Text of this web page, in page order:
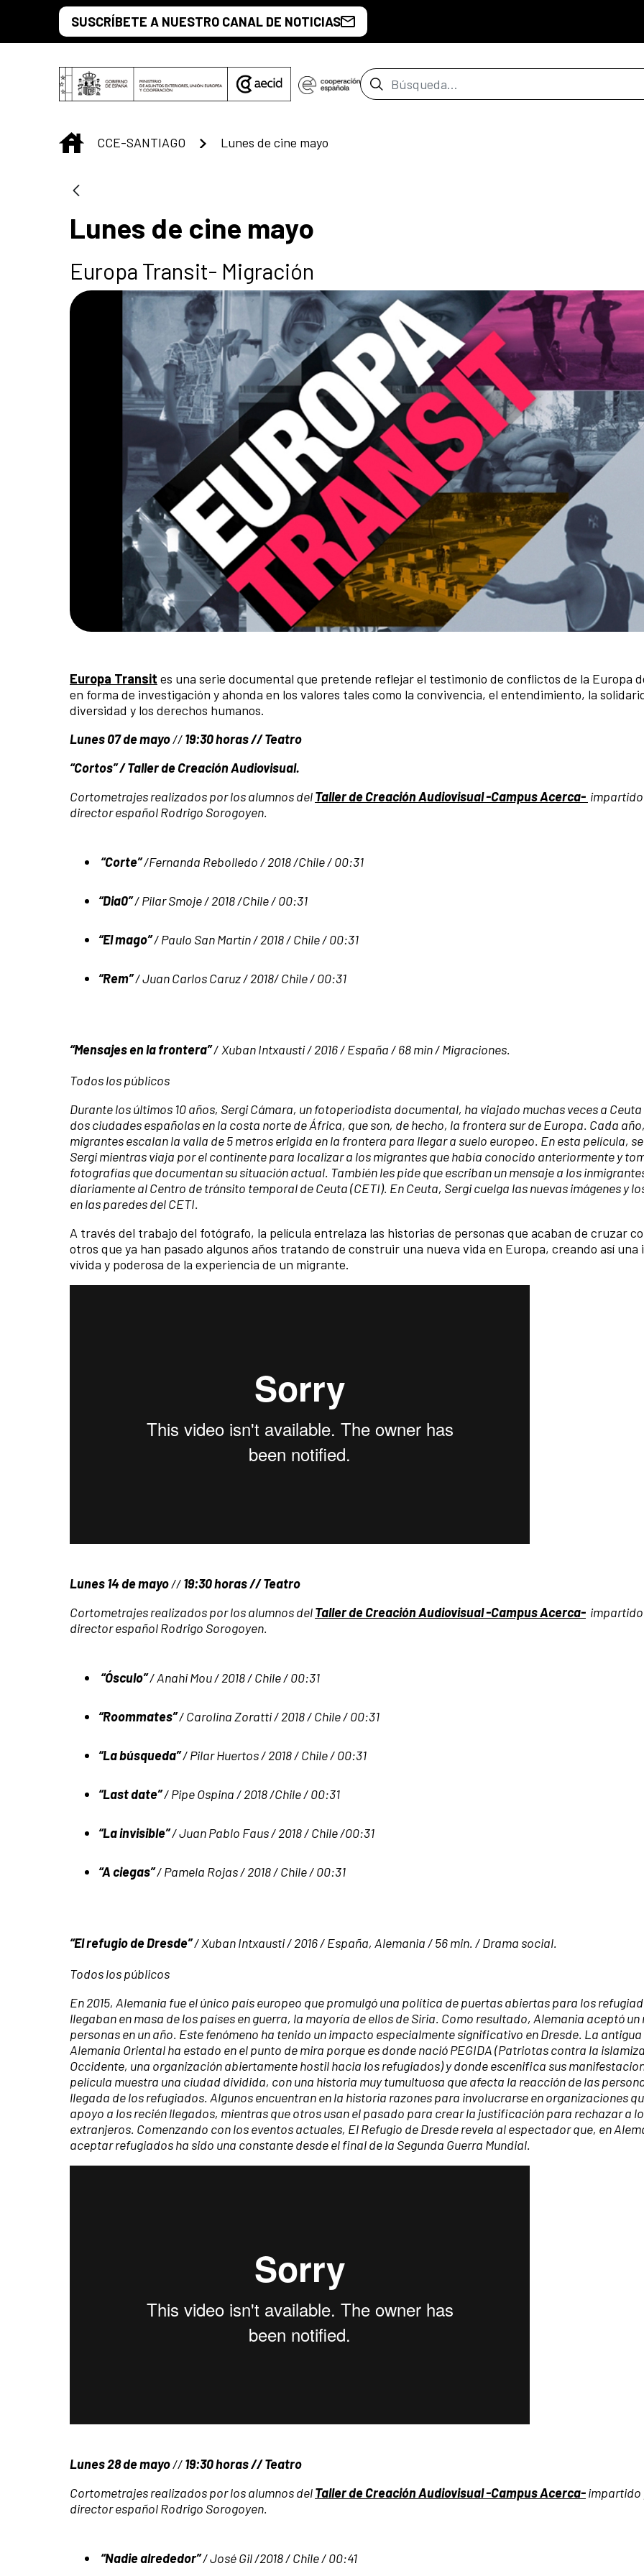
Saltar al contenido principal
SUSCRÍBETE A NUESTRO CANAL DE NOTICIAS
Barra de búsqueda
INICIO
CCE-SANTIAGO Lunes de cine mayo
Lunes de cine mayo
Europa Transit- Migración
Europa Transit es una serie documental que pretende reflejar el testimonio de conflictos de la Europa
en forma de investigación y ahonda en los valores tales como la convivencia, el entendimiento, la
diversidad y los derechos humanos.
Lunes 07 de mayo//19:30 horas // Teatro
“Cortos” / Taller de Creación Audiovisual.
Cortometrajes realizados por los alumnos delTaller de Creación Audiovisual -Campus Acerca-
director español Rodrigo Sorogoyen.
“Corte”/Fernanda Rebolledo / 2018 /Chile / 00:31
“Dia0”/ Pilar Smoje / 2018 /Chile / 00:31
“El mago”/ Paulo San Martín / 2018 / Chile / 00:31
“Rem”/ Juan Carlos Caruz / 2018/ Chile / 00:31
“Mensajes en la frontera”/ Xuban Intxausti/ 2016 / España / 68 min / Migraciones.
Todos los públicos
Durante los últimos 10 años, Sergi Cámara, un fotoperiodista documental, ha viajado muchas veces a Ceuta
dos ciudades españolas en la costa norte de África, que son, de hecho, la frontera sur de Europa. Cada
migrantes escalan la valla de 5 metros erigida en la frontera para llegar a suelo europeo. En esta película,
Sergi mientras viaja por el continente para localizar a los migrantes que había conocido anteriormente y
fotografías que documentan su situación actual. También les pide que escriban un mensaje a los
diariamente al Centro de tránsito temporal de Ceuta (CETI). En Ceuta, Sergi cuelga las nuevas imágenes y
en las paredes del CETI.
A través del trabajo del fotógrafo, la película entrelaza las historias de personas que acaban de cruzar
otros que ya han pasado algunos años tratando de construir una nueva vida en Europa, creando así una
vívida y poderosa de la experiencia de un migrante.
Lunes 14 de mayo//19:30 horas // Teatro
Cortometrajes realizados por los alumnos delTaller de Creación Audiovisual -Campus Acerca-
director español Rodrigo Sorogoyen.
“Ósculo”/ Anahi Mou / 2018 / Chile / 00:31
“Roommates”/ Carolina Zoratti / 2018 / Chile / 00:31
“La búsqueda”/ Pilar Huertos / 2018 / Chile / 00:31
“Last date”/ Pipe Ospina / 2018 /Chile / 00:31
“La invisible”/ Juan Pablo Faus / 2018 / Chile /00:31
“A ciegas”/ Pamela Rojas / 2018 / Chile / 00:31
“El refugio de Dresde”/ Xuban Intxausti / 2016 / España, Alemania / 56 min. / Drama social.
Todos los públicos
En 2015, Alemania fue el único país europeo que promulgó una política de puertas abiertas para los
llegaban en masa de los países en guerra, la mayoría de ellos de Siria. Como resultado, Alemania aceptó un
personas en un año. Este fenómeno ha tenido un impacto especialmente significativo en Dresde. La
Alemania Oriental ha estado en el punto de mira porque es donde nació PEGIDA (Patriotas contra la
Occidente, una organización abiertamente hostil hacia los refugiados) y donde escenifica sus
película muestra una ciudad dividida, con una historia muy tumultuosa que afecta la reacción de las
llegada de los refugiados. Algunos encuentran en la historia razones para involucrarse en organizaciones
apoyo a los recién llegados, mientras que otros usan el pasado para crear la justificación para rechazar a
extranjeros. Comenzando con los eventos actuales, El Refugio de Dresde revela al espectador que, en
aceptar refugiados ha sido una constante desde el final de la Segunda Guerra Mundial.
Lunes 28 de mayo//19:30 horas // Teatro
Cortometrajes realizados por los alumnos delTaller de Creación Audiovisual -Campus Acerca-impartido
director español Rodrigo Sorogoyen.
“Nadie alrededor”/ José Gil /2018 / Chile / 00:41